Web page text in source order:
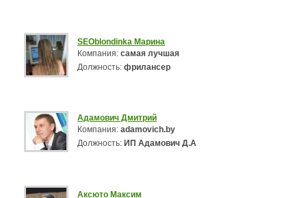
SEOblondinka Марина
Компания: самая лучшая
Должность: фрилансер
Адамович Дмитрий
Компания: adamovich.by
Должность: ИП Адамович Д.А
Аксюто Максим